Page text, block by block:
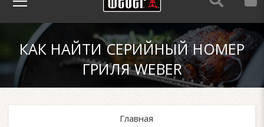
КАК НАЙТИ СЕРИЙНЫЙ НОМЕР
ГРИЛЯ WEBER
Главная